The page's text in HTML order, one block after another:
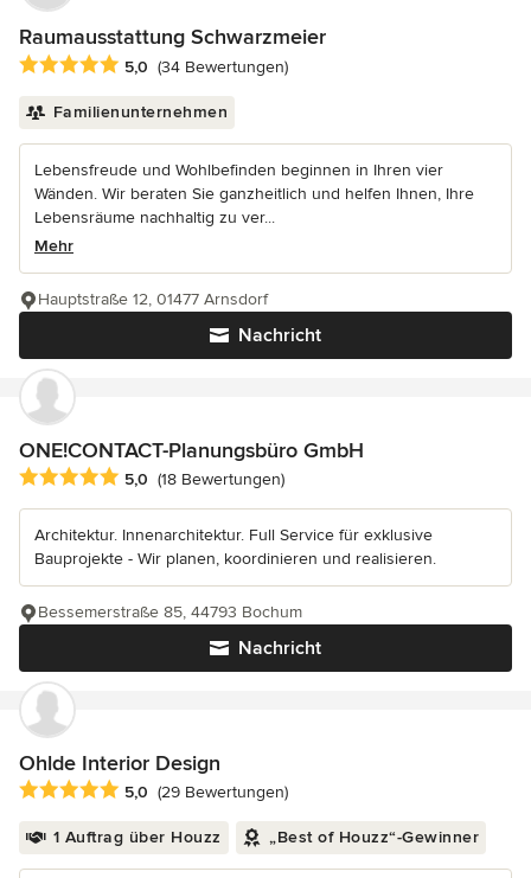
Raumausstattung Schwarzmeier
Durchschnittliche Bewertung: 5 von 5 Sternen
5,0 (34 Bewertungen)
Familienunternehmen
Lebensfreude und Wohlbefinden beginnen in Ihren vier
Wänden. Wir beraten Sie ganzheitlich und helfen Ihnen, Ihre
Lebensräume nachhaltig zu ver...
Mehr
Nachricht
Hauptstraße 12, 01477 Arnsdorf
ONE!CONTACT-Planungsbüro GmbH
Durchschnittliche Bewertung: 5 von 5 Sternen
5,0 (18 Bewertungen)
Architektur. Innenarchitektur. Full Service für exklusive
Bauprojekte - Wir planen, koordinieren und realisieren.
Nachricht
Bessemerstraße 85, 44793 Bochum
Ohlde Interior Design
Durchschnittliche Bewertung: 5 von 5 Sternen
5,0 (29 Bewertungen)
1 Auftrag über Houzz „Best of Houzz“-Gewinner